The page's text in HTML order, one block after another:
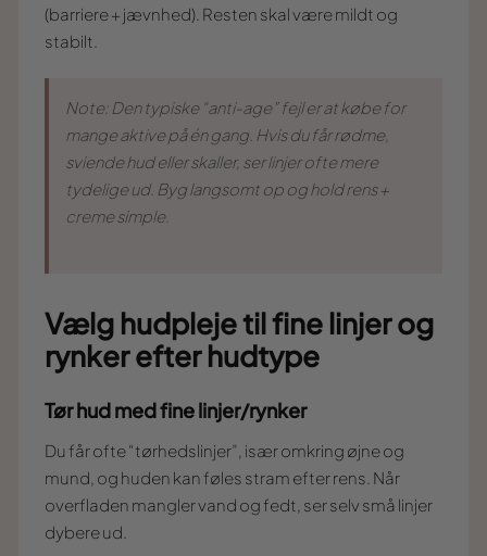
(barriere + jævnhed). Resten skal være mildt og
stabilt.
Note: Den typiske “anti-age” fejl er at købe for
mange aktive på én gang. Hvis du får rødme,
sviende hud eller skaller, ser linjer oftemere
tydelige ud. Byg langsomt op og hold rens +
creme simple.
Vælg hudpleje til fine linjer og
rynker efter hudtype
Tør hud med fine linjer/rynker
Du får ofte “tørhedslinjer”, især omkring øjne og
mund, og huden kan føles stram efter rens. Når
overfladen mangler vand og fedt, ser selv små linjer
dybere ud.